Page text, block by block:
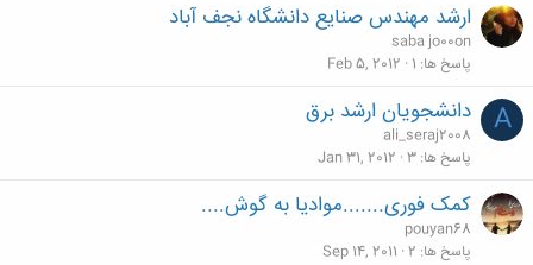
ارشد مهندس صنایع دانشگاه نجف آباد
saba jo00on
پاسخ ها 1
Feb 5, 2012
A دانشجويان ارشد برق
ali_seraj2008
پاسخ ها 3
Jan 31, 2012
کمک فوری.......موادیا به گوش....
pouyan68
پاسخ ها 2
Sep 14, 2011